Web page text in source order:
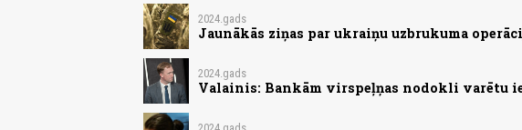
2024.gads
Jaunākās ziņas par ukraiņu uzbrukuma
2024.gads
Valainis: Bankām virspeļņas nodokli varētu